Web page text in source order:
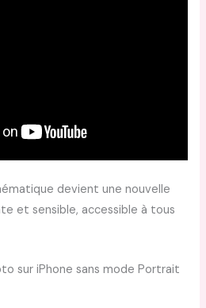
devient une nouvelle
et sensible, accessible à tous
sur iPhone sans mode Portrait